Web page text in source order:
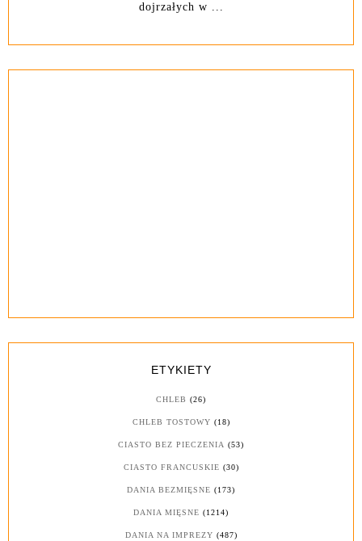
dojrzałych w ...
ETYKIETY
CHLEB (26)
CHLEB TOSTOWY (18)
CIASTO BEZ PIECZENIA (53)
CIASTO FRANCUSKIE (30)
DANIA BEZMIĘSNE (173)
DANIA MIĘSNE (1214)
DANIA NA IMPREZY (487)